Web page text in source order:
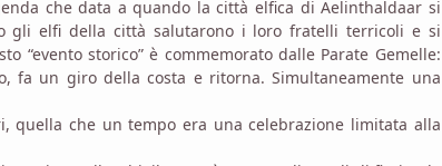
che data a quando la città elfica di Aelinthaldaar si
gli elfi della città salutarono i loro fratelli terricoli e si
“evento storico” è commemorato dalle Parate Gemelle:
fa un giro della costa e ritorna. Simultaneamente una
quella che un tempo era una celebrazione limitata alla